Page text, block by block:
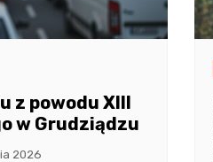
z powodu XIII
w Grudziądzu
2026